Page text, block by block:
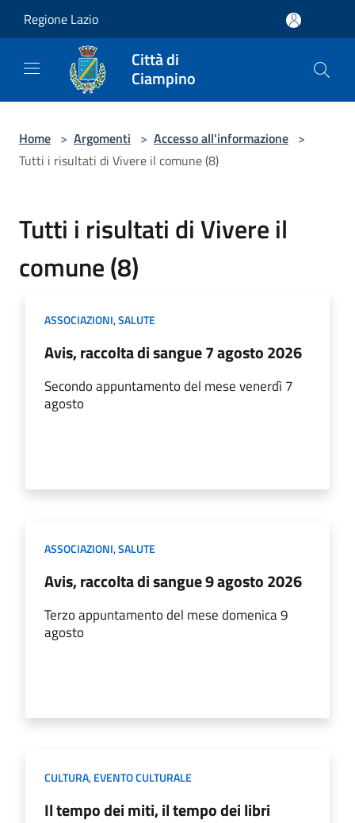
Regione Lazio
Città di
Ciampino
Home > Argomenti > Accesso all'informazione >
Tutti i risultati di Vivere il comune (8)
Tutti i risultati di Vivere il
comune (8)
ASSOCIAZIONI,SALUTE
Avis, raccolta di sangue 7 agosto 2026
Secondo appuntamento del mese venerdì 7
agosto
ASSOCIAZIONI,SALUTE
Avis, raccolta di sangue 9 agosto 2026
Terzo appuntamento del mese domenica 9
agosto
CULTURA,EVENTO CULTURALE
Il tempo dei miti, il tempo dei libri